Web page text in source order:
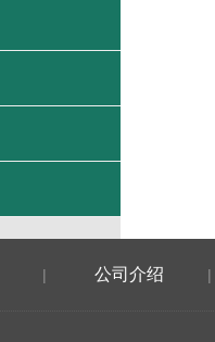
| 公司介绍 |